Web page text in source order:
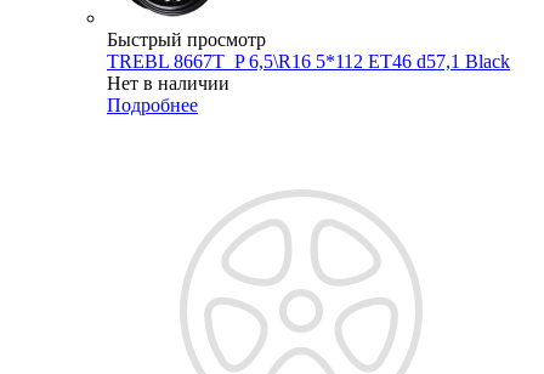
Быстрый просмотр
TREBL 8667T_P 6,5\R16 5*112 ET46 d57,1 Black
Нет в наличии
Подробнее